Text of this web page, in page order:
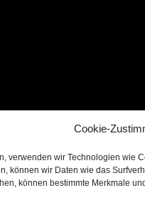
Cookie-
verwenden wir Technologien wie
können wir Daten wie das
können bestimmte Merkmale